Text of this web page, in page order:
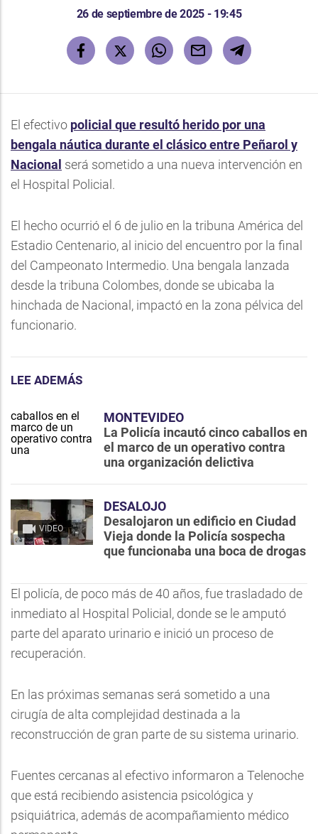
26 de septiembre de 2025 - 19:45
El efectivo policial que resultó herido por una
bengala náutica durante el clásico entre Peñarol y
Nacional será sometido a una nueva intervención en
el Hospital Policial.
El hecho ocurrió el 6 de julio en la tribuna América del
Estadio Centenario, al inicio del encuentro por la final
del Campeonato Intermedio. Una bengala lanzada
desde la tribuna Colombes, donde se ubicaba la
hinchada de Nacional, impactó en la zona pélvica del
funcionario.
LEE ADEMÁS
MONTEVIDEO
La Policía incautó cinco caballos en
el marco de un operativo contra
una organización delictiva
VIDEO
DESALOJO
Desalojaron un edificio en Ciudad
Vieja donde la Policía sospecha
que funcionaba una boca de drogas
El policía, de poco más de 40 años, fue trasladado de
inmediato al Hospital Policial, donde se le amputó
parte del aparato urinario e inició un proceso de
recuperación.
En las próximas semanas será sometido a una
cirugía de alta complejidad destinada a la
reconstrucción de gran parte de su sistema urinario.
Fuentes cercanas al efectivo informaron a Telenoche
que está recibiendo asistencia psicológica y
psiquiátrica, además de acompañamiento médico